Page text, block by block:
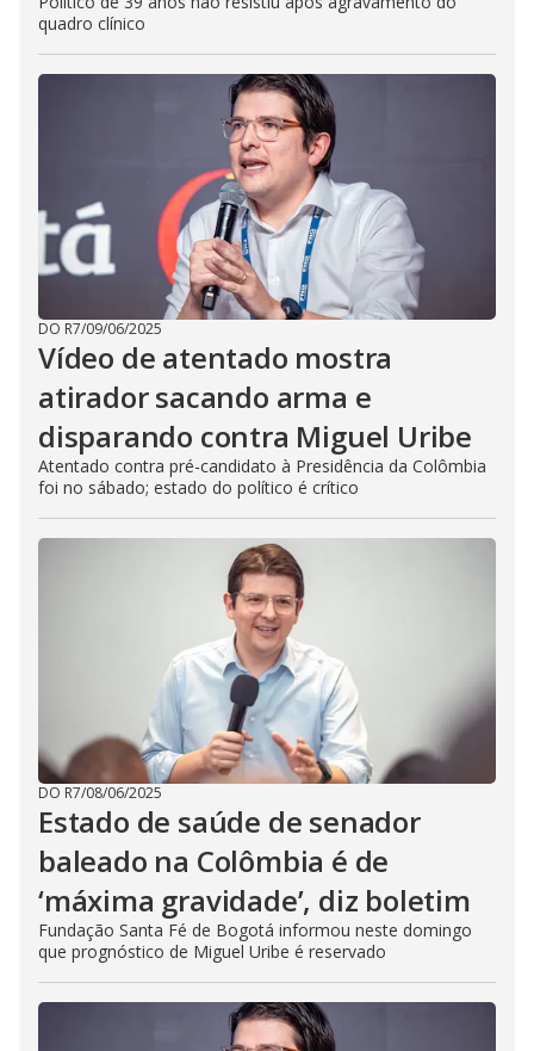
quadro clínico
DO R7/09/06/2025
Vídeo de atentado mostra
atirador sacando arma e
disparando contra Miguel Uribe
Atentado contra pré-candidato à Presidência da Colômbia
foi no sábado; estado do político é crítico
DO R7/08/06/2025
Estado de saúde de senador
baleado na Colômbia é de
‘máxima gravidade’, diz boletim
Fundação Santa Fé de Bogotá informou neste domingo
que prognóstico de Miguel Uribe é reservado